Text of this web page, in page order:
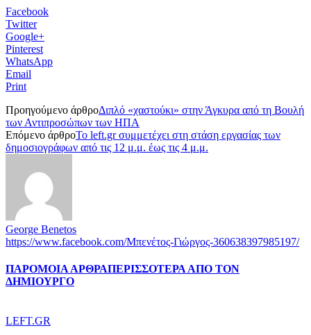
Facebook
Twitter
Google+
Pinterest
WhatsApp
Email
Print
Προηγούμενο άρθροΔιπλό «χαστούκι» στην Άγκυρα από τη Βουλή
των Αντιπροσώπων των ΗΠΑ
Επόμενο άρθροΤο left.gr συμμετέχει στη στάση εργασίας των
δημοσιογράφων από τις 12 μ.μ. έως τις 4 μ.μ.
George Benetos
https://www.facebook.com/Μπενέτος-Γιώργος-360638397985197/
ΠΑΡΟΜΟΙΑ ΑΡΘΡΑΠΕΡΙΣΣΟΤΕΡΑ ΑΠΟ ΤΟΝ
ΔΗΜΙΟΥΡΓΟ
LEFT.GR